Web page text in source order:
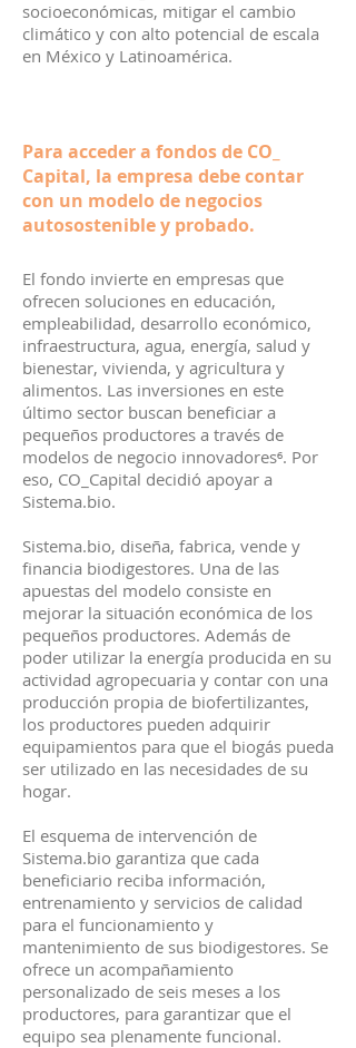
socioeconómicas, mitigar el cambio
climático y con alto potencial de escala
en México y Latinoamérica.
Para acceder a fondos de CO_
Capital, la empresa debe contar
con un modelo de negocios
autosostenible y probado.
El fondo invierte en empresas que
ofrecen soluciones en educación,
empleabilidad, desarrollo económico,
infraestructura, agua, energía, salud y
bienestar, vivienda, y agricultura y
alimentos. Las inversiones en este
último sector buscan beneficiar a
pequeños productores a través de
modelos de negocio innovadores⁶. Por
eso, CO_Capital decidió apoyar a
Sistema.bio.
Sistema.bio, diseña, fabrica, vende y
financia biodigestores. Una de las
apuestas del modelo consiste en
mejorar la situación económica de los
pequeños productores. Además de
poder utilizar la energía producida en su
actividad agropecuaria y contar con una
producción propia de biofertilizantes,
los productores pueden adquirir
equipamientos para que el biogás pueda
ser utilizado en las necesidades de su
hogar.
El esquema de intervención de
Sistema.bio garantiza que cada
beneficiario reciba información,
entrenamiento y servicios de calidad
para el funcionamiento y
mantenimiento de sus biodigestores. Se
ofrece un acompañamiento
personalizado de seis meses a los
productores, para garantizar que el
equipo sea plenamente funcional.